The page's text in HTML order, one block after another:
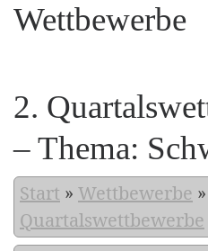
Wettbewerbe
2.
– Thema:
Start » Wettbewerbe »
Quartalswettbewerbe